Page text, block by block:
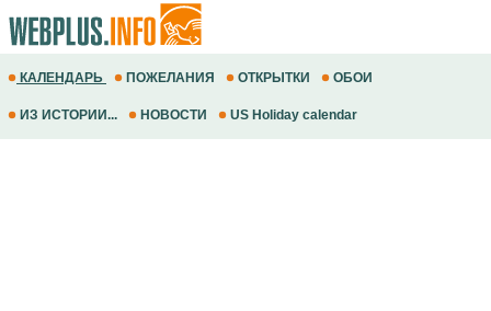
КАЛЕНДАРЬ ПОЖЕЛАНИЯ ОТКРЫТКИ ОБОИ
ИЗ ИСТОРИИ... НОВОСТИ US Holiday calendar